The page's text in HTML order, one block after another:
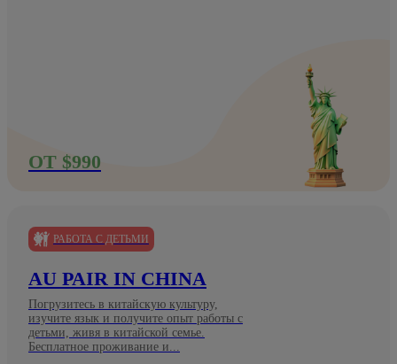
ОТ $990
РАБОТА С ДЕТЬМИ
AU PAIR IN CHINA
Погрузитесь в китайскую культуру,
изучите язык и получите опыт работы с
детьми, живя в китайской семье.
Бесплатное проживание и...